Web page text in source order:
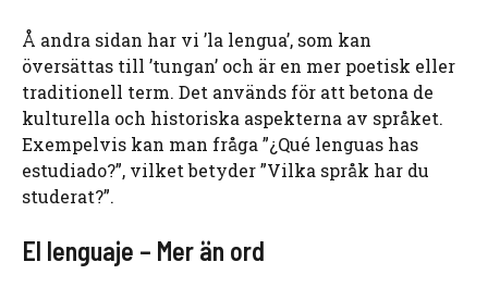
Å andra sidan har vi ’la lengua’, som kan
översättas till ’tungan’ och är en mer poetisk eller
traditionell term. Det används för att betona de
kulturella och historiska aspekterna av språket.
Exempelvis kan man fråga ”¿Qué lenguas has
estudiado?”, vilket betyder ”Vilka språk har du
studerat?”.
El lenguaje – Mer än ord